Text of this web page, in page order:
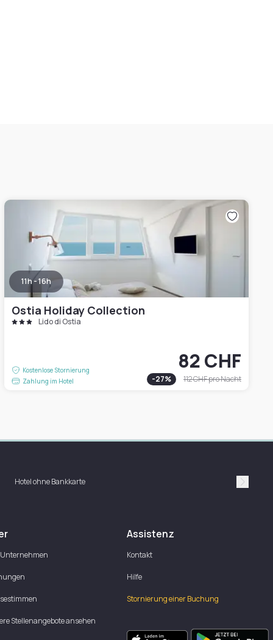
11h - 16h
Ostia Holiday Collection
Lido di Ostia
Kostenlose Stornierung
Zahlung im Hotel
82 CHF
-27% 112 CHFpro Nacht
Hotel ohne Bankkarte
Stellenangebote ansehen
Assistenz
Kontakt
Hilfe
Stornierung einer Buchung